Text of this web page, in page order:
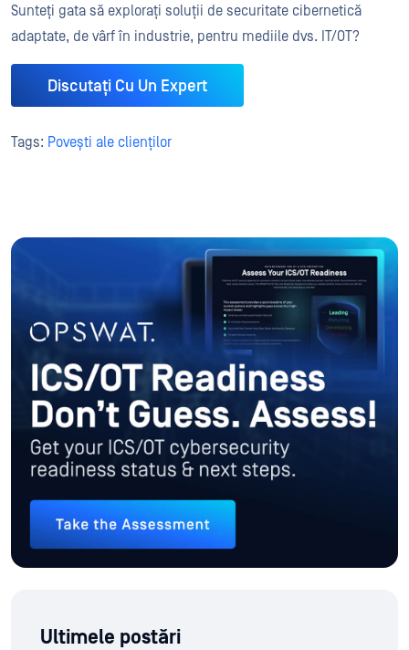
Sunteți gata să explorați soluții de securitate cibernetică
adaptate, de vârf în industrie, pentru mediile dvs. IT/OT?
Discutați Cu Un Expert
Tags: Povești ale clienților
Ultimele postări